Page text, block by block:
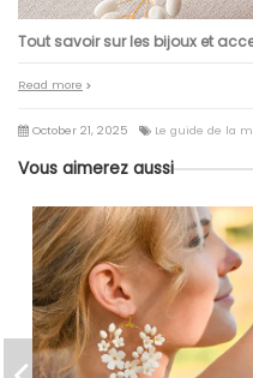
Tout savoir sur les bijoux et
Read more
October 21, 2025 Le guide de la
Vous aimerez aussi